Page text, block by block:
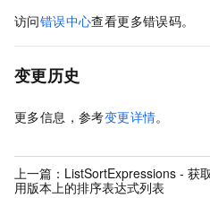
访问错误中心查看更多错误码。
变更历史
更多信息，参考变更详情。
上一篇： ListSortExpressions - 获
用版本上的排序表达式列表